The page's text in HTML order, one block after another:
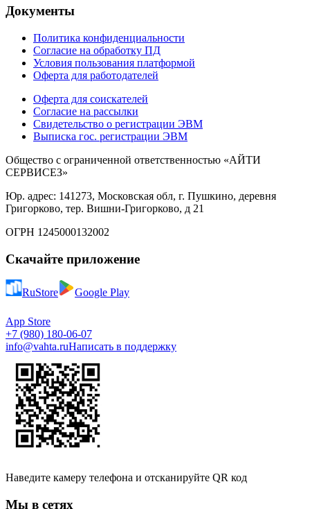
Документы
Политика конфиденциальности
Согласие на обработку ПД
Условия пользования платформой
Оферта для работодателей
Оферта для соискателей
Согласие на рассылки
Свидетельство о регистрации ЭВМ
Выписка гос. регистрации ЭВМ
Общество с ограниченной ответственностью «АЙТИ
СЕРВИСЕЗ»
Юр. адрес: 141273, Московская обл, г. Пушкино, деревня
Григорково, тер. Вишни-Григорково, д 21
ОГРН 1245000132002
Скачайте приложение
RuStore Google Play
App Store
+7 (980) 180-06-07
info@vahta.ruНаписать в поддержку
Наведите камеру телефона и отсканируйте QR код
Мы в сетях